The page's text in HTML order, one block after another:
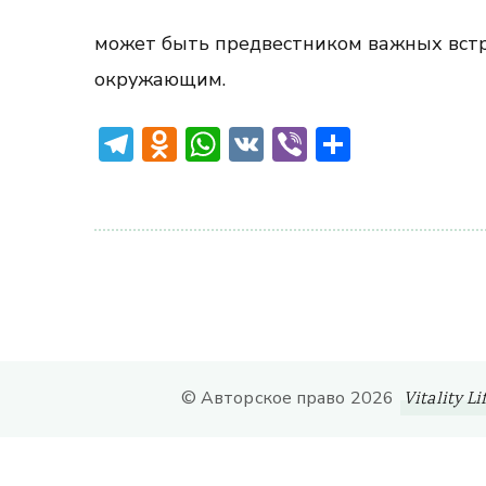
может быть предвестником важных
окружающим.
Telegram
Odnoklassniki
WhatsApp
VKViber
© Авторское право 2026 Vitality